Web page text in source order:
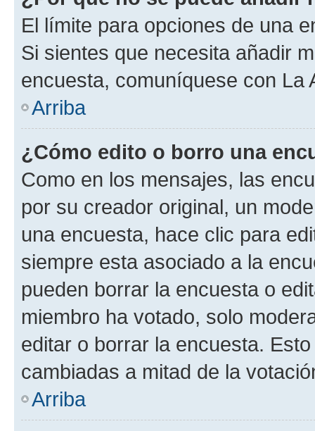
El límite para opciones de una
Si sientes que necesita añadir
encuesta, comuníquese con La
Arriba
¿Cómo edito o borro una
Como en los mensajes, las
por su creador original, un
una encuesta, hace clic para
siempre esta asociado a la
pueden borrar la encuesta o
miembro ha votado, solo
editar o borrar la encuesta.
cambiadas a mitad de la
Arriba